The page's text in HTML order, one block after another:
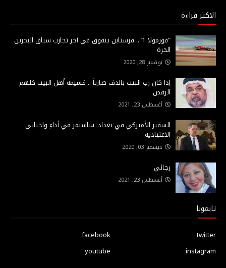
الاكثر قراءة
"فورمولا 1".. فرستابن يتفوق في آخر تجارب سباق البحرين
الحرة
نوفمبر 28, 2020
إذا كان رب البيت بالدف ضارباً .. فشيمة أهل البيت كلهم
الرقص
أغسطس 23, 2021
السفير الأميركي في بغداد: ساستمر في أداءِ واجباتي
الاعتيادية
ديسمبر 03, 2020
رجائي
أغسطس 23, 2021
تابعونا
facebook
twitter
youtube
instagram